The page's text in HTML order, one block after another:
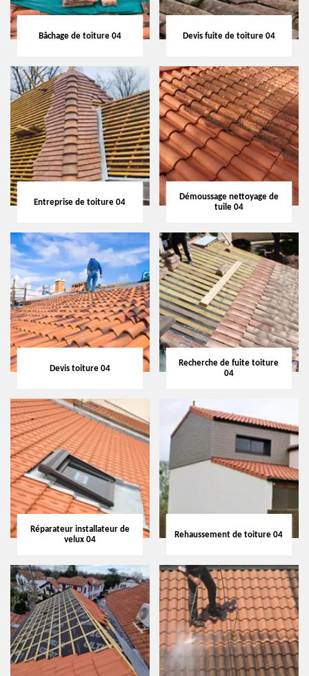
Bâchage de toiture 04 Devis fuite de toiture 04
Entreprise de toiture 04
Démoussage nettoyage de
tuile 04
Devis toiture 04
Recherche de fuite toiture
04
Réparateur installateur de
velux 04
Rehaussement de toiture 04